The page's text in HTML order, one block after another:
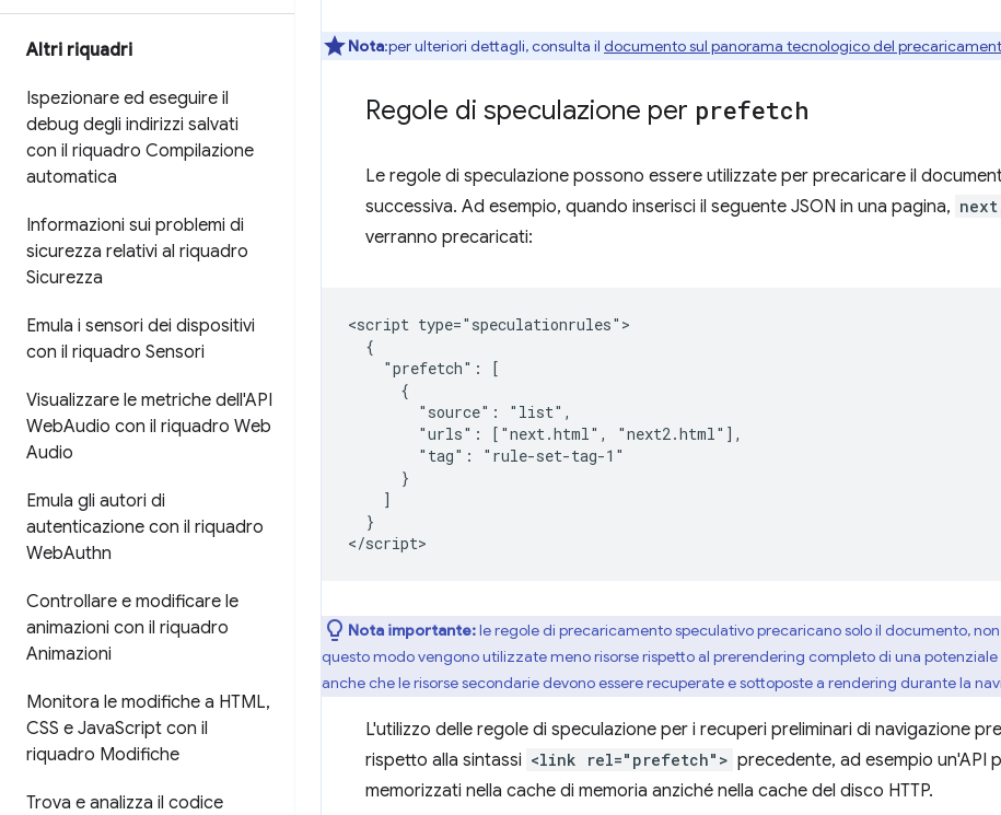
Altri riquadri
Ispezionare ed eseguire il
debug degli indirizzi salvati
con il riquadro Compilazione
automatica
Informazioni sui problemi di
sicurezza relativi al riquadro
Sicurezza
Emula i sensori dei dispositivi
con il riquadro Sensori
Visualizzare le metriche dell'API
WebAudio con il riquadro Web
Audio
Emula gli autori di
autenticazione con il riquadro
WebAuthn
Controllare e modificare le
animazioni con il riquadro
Animazioni
Monitora le modifiche a HTML,
CSS e JavaScript con il
riquadro Modifiche
Trova e analizza il codice
Nota:per ulteriori dettagli, consulta il documento sul panorama tecnologico del
Regole di speculazione per prefetch
Le regole di speculazione possono essere utilizzate per precaricare il
successiva. Ad esempio, quando inserisci il seguente JSON in una pagina,
verranno precaricati:
<script type="speculationrules">
  {
    "prefetch": [
      {
        "source": "list",
        "urls": ["next.html", "next2.html"],
        "tag": "rule-set-tag-1"
      }
    ]
  }
Nota importante:le regole di precaricamento speculativo precaricano solo il documento,
questo modo vengono utilizzate meno risorse rispetto al prerendering completo di una
anche che le risorse secondarie devono essere recuperate e sottoposte a rendering durante la
L'utilizzo delle regole di speculazione per i recuperi preliminari di navigazione
rispetto alla sintassi <link rel="prefetch"> precedente, ad esempio un'API
memorizzati nella cache di memoria anziché nella cache del disco HTTP.